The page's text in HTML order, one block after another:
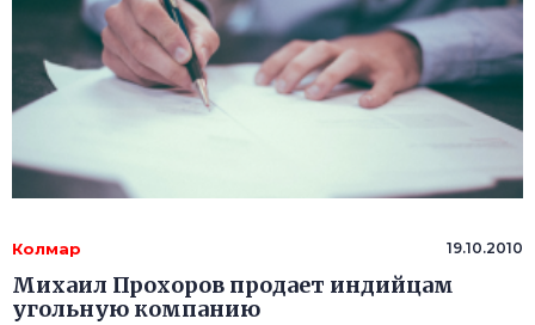
Колмар 19.10.2010
Михаил Прохоров продает индийцам
угольную компанию